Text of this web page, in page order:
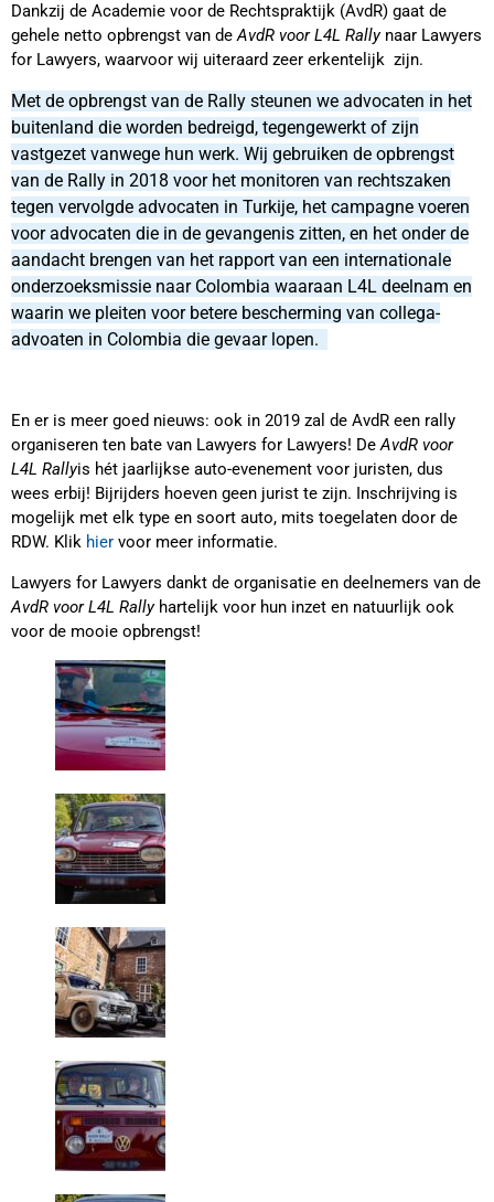
Dankzij de Academie voor de Rechtspraktijk (AvdR) gaat de
gehele netto opbrengst van deAvdR voor L4L Rally naar Lawyers
for Lawyers, waarvoor wij uiteraard zeer erkentelijk zijn.
Met de opbrengst van de Rally steunen we advocaten in het
buitenland die worden bedreigd, tegengewerkt of zijn
vastgezet vanwege hun werk. Wij gebruiken de opbrengst
van de Rally in 2018 voor het monitoren van rechtszaken
tegen vervolgde advocaten in Turkije, het campagne voeren
voor advocaten die in de gevangenis zitten, en het onder de
aandacht brengen van het rapport van een internationale
onderzoeksmissie naar Colombia waaraan L4L deelnam en
waarin we pleiten voor betere bescherming van collega-
advoaten in Colombia die gevaar lopen.
En er is meer goed nieuws: ook in 2019 zal de AvdR een rally
organiseren ten bate van Lawyers for Lawyers! DeAvdR voor
L4L Rallyis hét jaarlijkse auto-evenement voor juristen, dus
wees erbij! Bijrijders hoeven geen jurist te zijn. Inschrijving is
mogelijk met elk type en soort auto, mits toegelaten door de
RDW. Klik hier voor meer informatie.
Lawyers for Lawyers dankt de organisatie en deelnemers van de
AvdR voor L4L Rally hartelijk voor hun inzet en natuurlijk ook
voor de mooie opbrengst!